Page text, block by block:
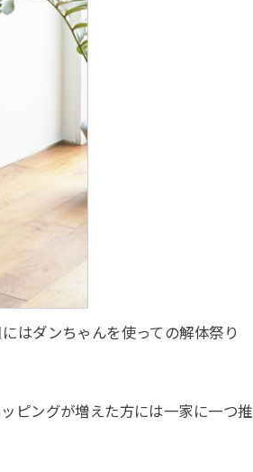
はダンちゃんを使っての解体祭り
ピングが増えた方には一家に一つ推